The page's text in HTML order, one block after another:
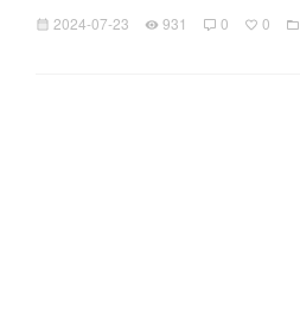
2024-07-23 931 0 0